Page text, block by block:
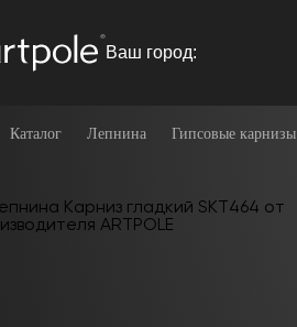
Ваш город:
Каталог Лепнина Гипсовые карнизы